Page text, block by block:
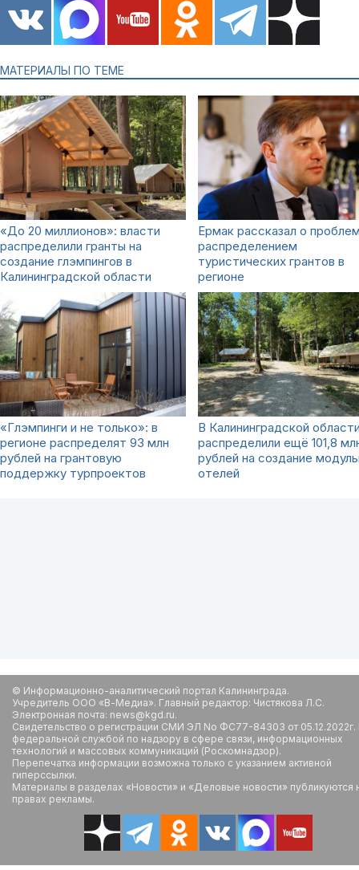
МАТЕРИАЛЫ ПО ТЕМЕ
«До 20 миллионов»: власти
распределили гранты на
создание глэмпингов в
Калининградской области
Ермак рассказал о
распределением
туристических грантов в
регионе
«Глэмпинги и не только»: в
регионе распределят 93 млн
рублей на грантовую
поддержку турпроектов
В Калининградской
распределили ещё 101,8
рублей на создание
отелей
© Информационно-аналитический портал Калининграда.
Учредитель ООО «В-Медиа». Главный редактор: Чистякова Л.С.
Электронная почта: news@kgd.ru.
Свидетельство о регистрации СМИ ЭЛ No ФС77-84303 от
федеральной службой по надзору в сфере связи, информационных
технологий и массовых коммуникаций (Роскомнадзор).
Перепечатка информации возможна только с указанием активной
гиперссылки.
Материалы в разделах «Новости» и «Деловые новости» публикуются
правах рекламы.